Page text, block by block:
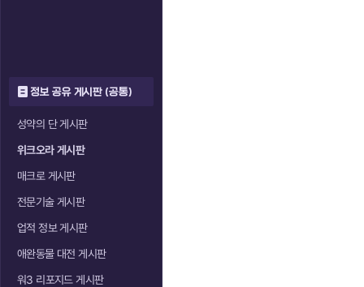
정보 공유 게시판 (공통)
성약의 단 게시판
위크오라 게시판
매크로 게시판
전문기술 게시판
업적 정보 게시판
애완동물 대전 게시판
워3 리포지드 게시판